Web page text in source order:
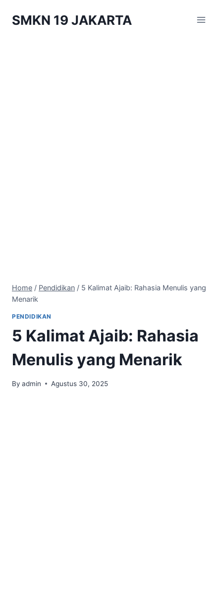
SMKN 19 JAKARTA
Home / Pendidikan / 5 Kalimat Ajaib: Rahasia Menulis yang
Menarik
PENDIDIKAN
5 Kalimat Ajaib: Rahasia
Menulis yang Menarik
By admin Agustus 30, 2025